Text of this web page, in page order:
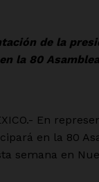
de la
la 80
En
en la 80
semana en